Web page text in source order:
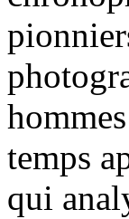
temps
qui